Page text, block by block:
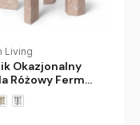
Living
Okazjonalny
Różowy Ferm